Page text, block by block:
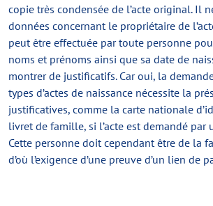
copie très condensée de l’acte original. Il
données concernant le propriétaire de
peut être effectuée par toute personne
noms et prénoms ainsi que sa date de
montrer de justificatifs. Car oui, la
types d’actes de naissance nécessite la
justificatives, comme la carte nationale
livret de famille, si l’acte est demandé par
Cette personne doit cependant être de la
d’où l’exigence d’une preuve d’un lien de